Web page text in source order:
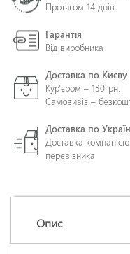
Протягом 14 днів
Гарантія
Від виробника
Доставка по Києву
Кур'єром – 130грн.
Самовивіз –
Доставка по
Доставка
перевізника
Опис